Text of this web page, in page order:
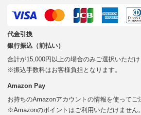
代金引換
銀行振込（前払い）
合計が15,000円以上の場合のみご選択いただけ
※振込手数料はお客様負担となります。
Amazon Pay
お持ちのAmazonアカウントの情報を使ってご
※Amazonのポイントはご利用いただけません。